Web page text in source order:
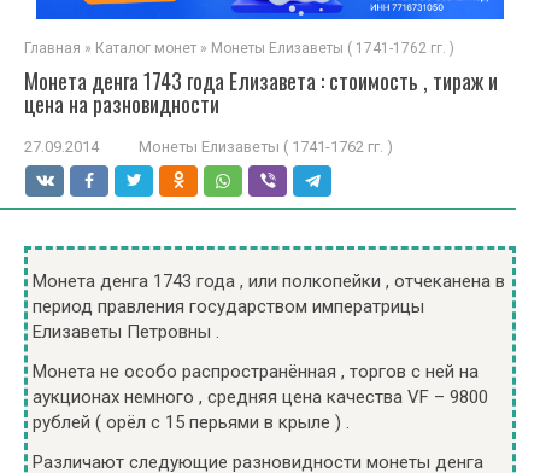
Главная » Каталог монет » Монеты Елизаветы ( 1741-1762 гг. )
Монета денга 1743 года Елизавета : стоимость , тираж и
цена на разновидности
27.09.2014 Монеты Елизаветы ( 1741-1762 гг. )
Монета денга 1743 года , или полкопейки , отчеканена в
период правления государством императрицы
Елизаветы Петровны .
Монета не особо распространённая , торгов с ней на
аукционах немного , средняя цена качества VF – 9800
рублей ( орёл с 15 перьями в крыле ) .
Различают следующие разновидности монеты денга